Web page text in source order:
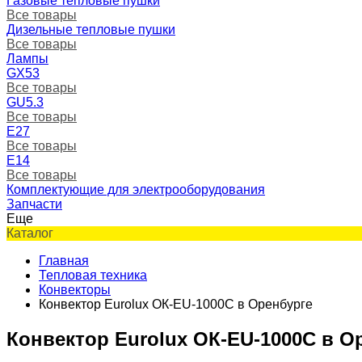
Все товары
Дизельные тепловые пушки
Все товары
Лампы
GX53
Все товары
GU5.3
Все товары
Е27
Все товары
Е14
Все товары
Комплектующие для электрооборудования
Запчасти
Еще
Каталог
Главная
Тепловая техника
Конвекторы
Конвектор Eurolux ОК-EU-1000C в Оренбурге
Конвектор Eurolux ОК-EU-1000C в